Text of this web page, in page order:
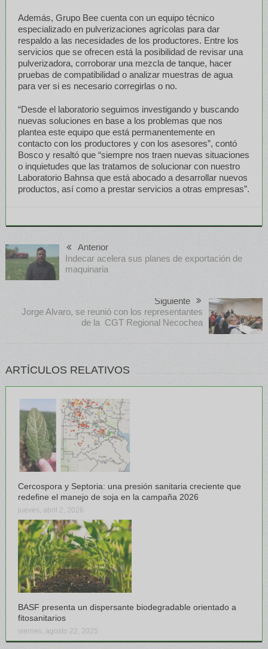
Además, Grupo Bee cuenta con un equipo técnico
especializado en pulverizaciones agrícolas para dar
respaldo a las necesidades de los productores. Entre los
servicios que se ofrecen está la posibilidad de revisar una
pulverizadora, corroborar una mezcla de tanque, hacer
pruebas de compatibilidad o analizar muestras de agua
para ver si es necesario corregirlas o no.
“Desde el laboratorio seguimos investigando y buscando
nuevas soluciones en base a los problemas que nos
plantea este equipo que está permanentemente en
contacto con los productores y con los asesores”, contó
Bosco y resaltó que “siempre nos traen nuevas situaciones
o inquietudes que las tratamos de solucionar con nuestro
Laboratorio Bahnsa que está abocado a desarrollar nuevos
productos, así como a prestar servicios a otras empresas”.
Anterior
Indecar acelera sus planes de exportación de
maquinaria
Siguiente
Jorge Alvaro, se reunió con los representantes
de la CGT Regional Necochea
ARTÍCULOS RELATIVOS
Cercospora y Septoria: una presión sanitaria creciente que
redefine el manejo de soja en la campaña 2026
jueves, abril 2, 2026
BASF presenta un dispersante biodegradable orientado a
fitosanitarios
viernes, agosto 22, 2025